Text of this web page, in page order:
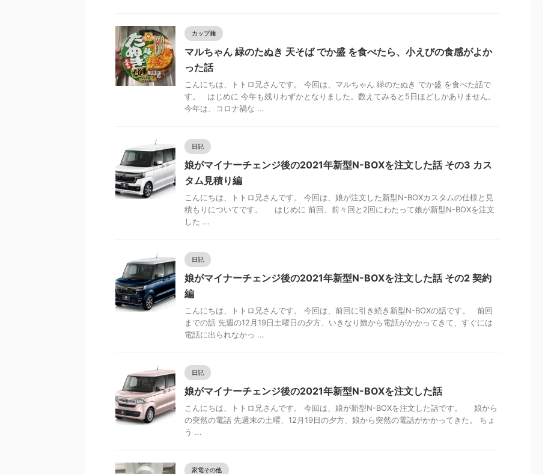
カップ麺
マルちゃん 緑のたぬき 天そば でか盛 を食べたら、小えびの食感がよか
った話
こんにちは、トトロ兄さんです。 今回は、マルちゃん 緑のたぬき でか盛 を食べた話で
す。 はじめに 今年も残りわずかとなりました。数えてみると5日ほどしかありません。
今年は、コロナ禍な ...
日記
娘がマイナーチェンジ後の2021年新型N-BOXを注文した話 その3 カス
タム見積り編
こんにちは、トトロ兄さんです。 今回は、娘が注文した新型N-BOXカスタムの仕様と見
積もりについてです。 はじめに 前回、前々回と2回にわたって娘が新型N-BOXを注文
した ...
日記
娘がマイナーチェンジ後の2021年新型N-BOXを注文した話 その2 契約
編
こんにちは、トトロ兄さんです。 今回は、前回に引き続き新型N-BOXの話です。 前回
までの話 先週の12月19日土曜日の夕方、いきなり娘から電話がかかってきて、すぐには
電話に出られなかっ ...
日記
娘がマイナーチェンジ後の2021年新型N-BOXを注文した話
こんにちは、トトロ兄さんです。 今回は、娘が新型N-BOXを注文した話です。 娘から
の突然の電話 先週末の土曜、12月19日の夕方、娘から突然の電話がかかってきた。 ちょ
う ...
家電その他